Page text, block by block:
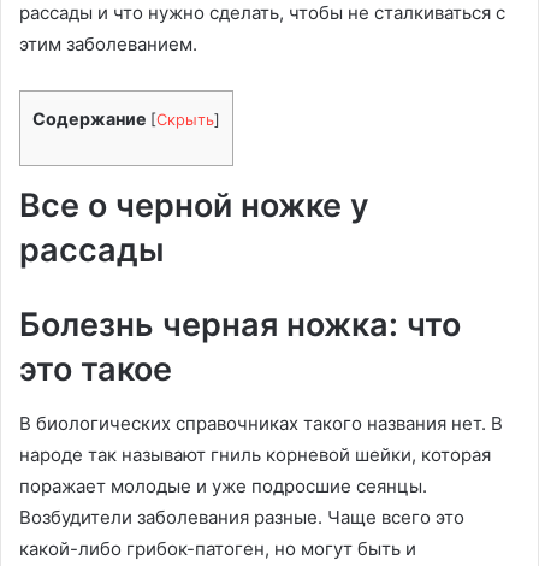
рассады и что нужно сделать, чтобы не сталкиваться с
этим заболеванием.
Содержание [Скрыть]
Все о черной ножке у
рассады
Болезнь черная ножка: что
это такое
В биологических справочниках такого названия нет. В
народе так называют гниль корневой шейки, которая
поражает молодые и уже подросшие сеянцы.
Возбудители заболевания разные. Чаще всего это
какой-либо грибок-патоген, но могут быть и